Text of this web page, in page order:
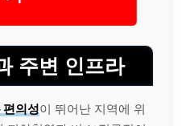
주변 인프라
편의성이 뛰어난 지역에 위